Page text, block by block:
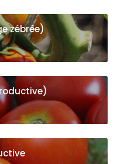
zébrée)